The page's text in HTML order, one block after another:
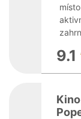
9.1